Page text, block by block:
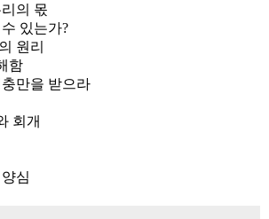
의 몫
있는가?
원리
함
만을 받으라
회개
심